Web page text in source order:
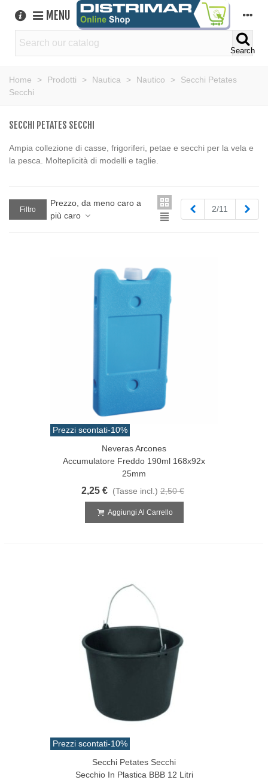
MENU
Search
Home > Prodotti > Nautica > Nautico >
Secchi Petates
Secchi
SECCHI PETATES SECCHI
Ampia collezione di casse, frigoriferi, petae e secchi per la vela e
la pesca. Molteplicità di modelli e taglie.
Filtro
Prezzo, da meno caro a
più caro
Precedente
2/11
Prezzi scontati-10%
Neveras Arcones
Accumulatore Freddo 190ml 168x92x
25mm
2,25 € (Tasse incl.) 2,50 €
Aggiungi Al Carrello
Prezzi scontati-10%
Secchi Petates Secchi
Secchio In Plastica BBB 12 Litri